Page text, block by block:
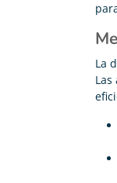
La

Fácil de